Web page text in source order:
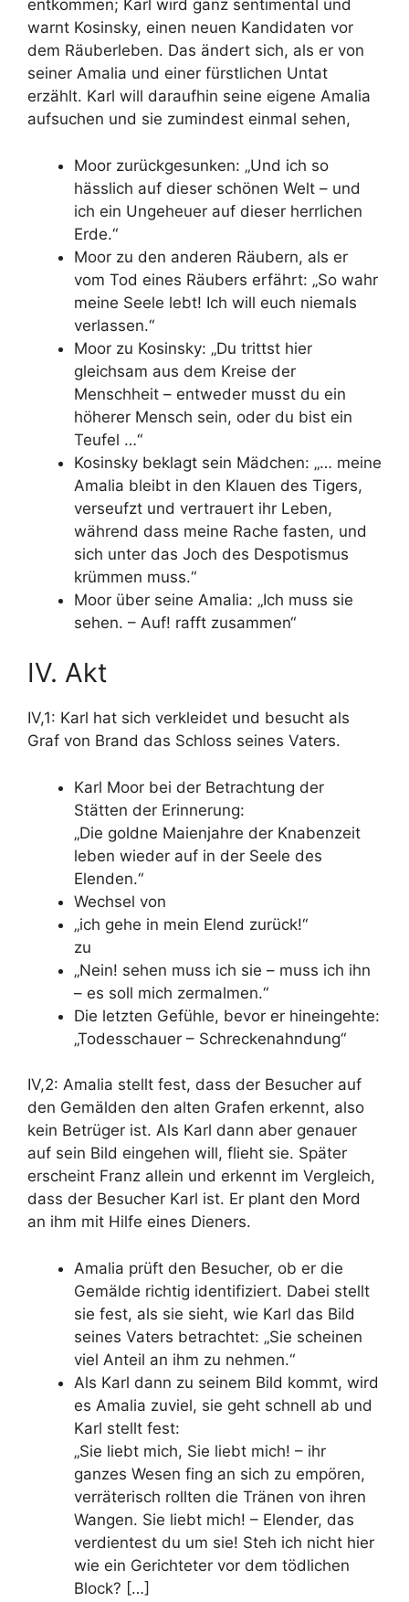
entkommen; Karl wird ganz sentimental und
warnt Kosinsky, einen neuen Kandidaten vor
dem Räuberleben. Das ändert sich, als er von
seiner Amalia und einer fürstlichen Untat
erzählt. Karl will daraufhin seine eigene Amalia
aufsuchen und sie zumindest einmal sehen,
Moor zurückgesunken: „Und ich so
hässlich auf dieser schönen Welt – und
ich ein Ungeheuer auf dieser herrlichen
Erde.“
Moor zu den anderen Räubern, als er
vom Tod eines Räubers erfährt: „So wahr
meine Seele lebt! Ich will euch niemals
verlassen.“
Moor zu Kosinsky: „Du trittst hier
gleichsam aus dem Kreise der
Menschheit – entweder musst du ein
höherer Mensch sein, oder du bist ein
Teufel …“
Kosinsky beklagt sein Mädchen: „… meine
Amalia bleibt in den Klauen des Tigers,
verseufzt und vertrauert ihr Leben,
während dass meine Rache fasten, und
sich unter das Joch des Despotismus
krümmen muss.“
Moor über seine Amalia: „Ich muss sie
sehen. – Auf! rafft zusammen“
IV. Akt
IV,1: Karl hat sich verkleidet und besucht als
Graf von Brand das Schloss seines Vaters.
Karl Moor bei der Betrachtung der
Stätten der Erinnerung:
„Die goldne Maienjahre der Knabenzeit
leben wieder auf in der Seele des
Elenden.“
Wechsel von
„ich gehe in mein Elend zurück!“
zu
„Nein! sehen muss ich sie – muss ich ihn
– es soll mich zermalmen.“
Die letzten Gefühle, bevor er hineingehte:
„Todesschauer – Schreckenahndung“
IV,2: Amalia stellt fest, dass der Besucher auf
den Gemälden den alten Grafen erkennt, also
kein Betrüger ist. Als Karl dann aber genauer
auf sein Bild eingehen will, flieht sie. Später
erscheint Franz allein und erkennt im Vergleich,
dass der Besucher Karl ist. Er plant den Mord
an ihm mit Hilfe eines Dieners.
Amalia prüft den Besucher, ob er die
Gemälde richtig identifiziert. Dabei stellt
sie fest, als sie sieht, wie Karl das Bild
seines Vaters betrachtet: „Sie scheinen
viel Anteil an ihm zu nehmen.“
Als Karl dann zu seinem Bild kommt, wird
es Amalia zuviel, sie geht schnell ab und
Karl stellt fest:
„Sie liebt mich, Sie liebt mich! – ihr
ganzes Wesen fing an sich zu empören,
verräterisch rollten die Tränen von ihren
Wangen. Sie liebt mich! – Elender, das
verdientest du um sie! Steh ich nicht hier
wie ein Gerichteter vor dem tödlichen
Block? […]